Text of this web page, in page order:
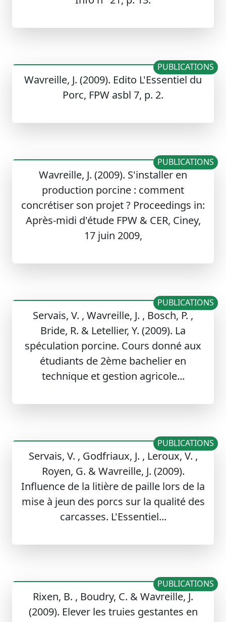
Wavreille, J. (2009). Edito L'Essentiel du
Porc, FPW asbl 7, p. 2.
PUBLICATIONS
Wavreille, J. (2009). S'installer en
production porcine : comment
concrétiser son projet ? Proceedings in:
Après-midi d'étude FPW & CER, Ciney,
17 juin 2009,
PUBLICATIONS
Servais, V. , Wavreille, J. , Bosch, P. ,
Bride, R. & Letellier, Y. (2009). La
spéculation porcine. Cours donné aux
étudiants de 2ème bachelier en
technique et gestion agricole...
PUBLICATIONS
Servais, V. , Godfriaux, J. , Leroux, V. ,
Royen, G. & Wavreille, J. (2009).
Influence de la litière de paille lors de la
mise à jeun des porcs sur la qualité des
carcasses. L'Essentiel...
PUBLICATIONS
Rixen, B. , Boudry, C. & Wavreille, J.
(2009). Elever les truies gestantes en
PUBLICATIONS